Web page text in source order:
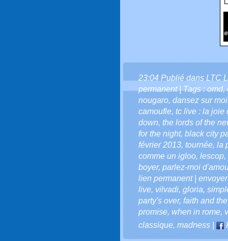
23:04 Publié dans LTC
permanent| Tags :omd,
nougaro, dansez sur moi
camoufle, tc live : la joie
down, the lords of the
for the night, black city
février 2013, tournée, la
comme un igloo, lescop,
boyer, parlez-moi
lien permanent |
live, vilvadi, gloria,
party's over, faith and
promise, when in rome,
classique, madness